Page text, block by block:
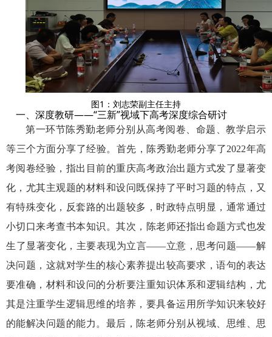
图1：刘志荣副主任主持
一、深度教研——“三新”视域下高考深度综合研讨
第一环节陈秀勤老师分别从高考阅卷、命题、教学启示
等三个方面分享了经验。首先，陈秀勤老师分享了2022年高
考阅卷经验，指出目前的重庆高考政治出题方式发了显著变
化，尤其主观题的材料和设问既保持了平时习题的特点，又
有特殊变化，反套路的出题较多，时政特点明显，通常通过
小切口来考查书本知识。其次，陈老师还指出命题方式也发
生了显著变化，主要表现为立言——立意，思考问题——解
决问题，这就对学生的核心素养提出较高要求，语句的表达
要准确，材料和设问的分析要注重知识体系和逻辑结构，尤
其是注重学生逻辑思维的培养，要具备运用所学知识来较好
的能解决问题的能力。最后，陈老师分别从视域、思维、思